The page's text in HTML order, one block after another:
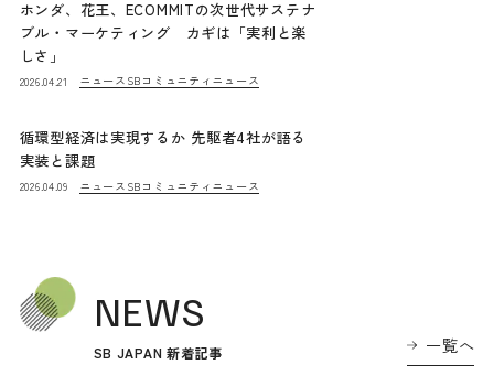
ホンダ、花王、ECOMMITの次世代サステナ
ブル・マーケティング カギは「実利と楽
しさ」
2026.04.21 ニュース SBコミュニティニュース
循環型経済は実現するか 先駆者4社が語る
実装と課題
2026.04.09 ニュース SBコミュニティニュース
NEWS
SB JAPAN 新着記事 一覧へ